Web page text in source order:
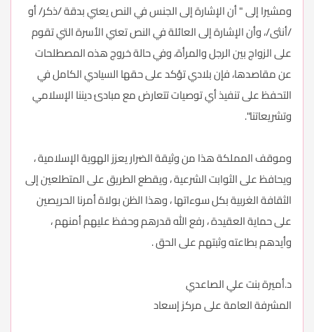
ومشيرا إلى " أن الإشارة إلى الجنس في النص يعني بدقة /ذكر/ أو
/أنثى/، وأن الإشارة إلى العائلة في النص تعني الأسرة التي تقوم
على الزواج بين الرجل والمرأة، وفي حالة خروج هذه المصطلحات
عن مقاصدها، فإن بلادي تؤكد على حقها السيادي الكامل في
التحفظ على تنفيذ أي توصيات تتعارض مع مبادئ ديننا الإسلامي
وتشريعاتنا".
وموقف المملكة هذا من وثيقة الضرار يعزز الهوية الإسلامية ،
ويحافظ على الثوابت الشرعية ، ويقطع الطريق على المتطلعين إلى
الثقافة الغربية بكل سوءاتها ، وهذا الظن بولاة أمرنا الحريصين
على حماية العقيدة ، رفع الله قدرهم وحفظ عليهم أمنهم ،
وأيدهم بطاعته وثبتهم على الحق .
د.أميرة بنت علي الصاعدي
المشرفة العامة على مركز إسعاد